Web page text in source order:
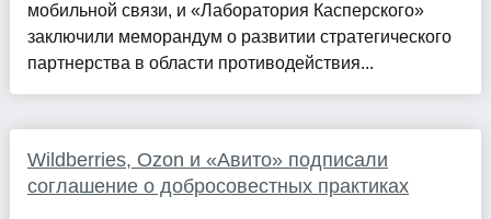
мобильной связи, и «Лаборатория Касперского»
заключили меморандум о развитии стратегического
партнерства в области противодействия...
Wildberries, Ozon и «Авито» подписали
соглашение о добросовестных практиках